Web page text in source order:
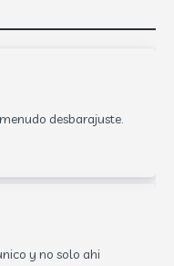
desbarajuste.
y no solo ahi